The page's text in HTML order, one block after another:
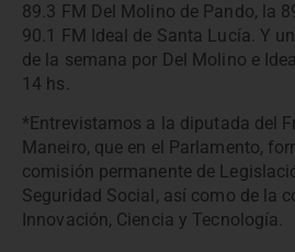
89.3 FM Del Molino de Pando, la
90.1 FM Ideal de Santa Lucía. Y
de la semana por Del Molino e
14 hs.
*Entrevistamos a la diputada del
Maneiro, que en el Parlamento,
comisión permanente de
Seguridad Social, así como de la
Innovación, Ciencia y Tecnología.